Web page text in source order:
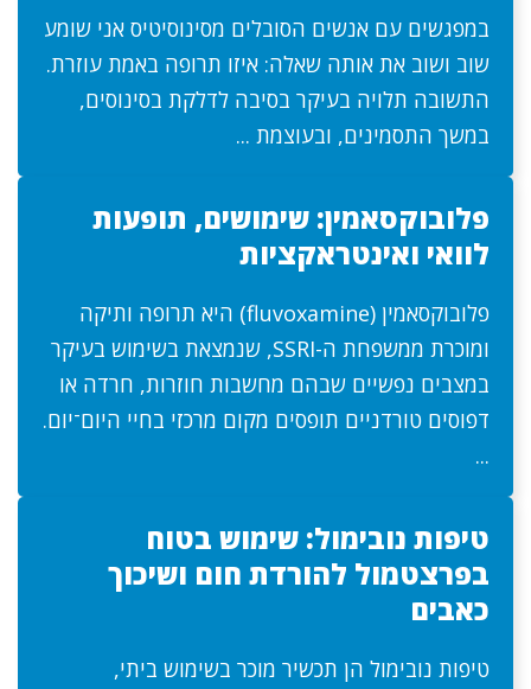
במפגשים עם אנשים הסובלים מסינוסיטיס אני שומע
שוב ושוב את אותה שאלה: איזו תרופה באמת עוזרת.
התשובה תלויה בעיקר בסיבה לדלקת בסינוסים,
במשך התסמינים, ובעוצמת ...
פלובוקסאמין: שימושים, תופעות
לוואי ואינטראקציות
פלובוקסאמין (fluvoxamine) היא תרופה ותיקה
ומוכרת ממשפחת ה-SSRI, שנמצאת בשימוש בעיקר
במצבים נפשיים שבהם מחשבות חוזרות, חרדה או
דפוסים טורדניים תופסים מקום מרכזי בחיי היום־יום.
...
טיפות נובימול: שימוש בטוח
בפרצטמול להורדת חום ושיכוך
כאבים
טיפות נובימול הן תכשיר מוכר בשימוש ביתי,